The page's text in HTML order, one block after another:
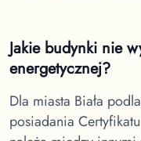
Jakie budynki nie
energetycznej?
Dla miasta Biała
posiadania